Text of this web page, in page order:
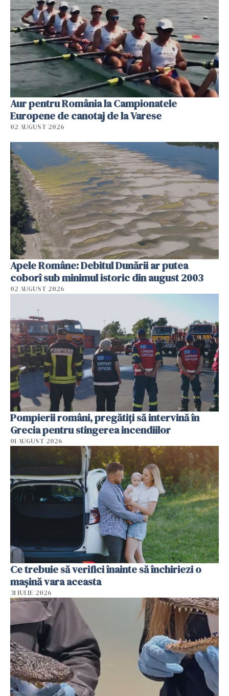
Aur pentru România la Campionatele
Europene de canotaj de la Varese
02 AUGUST 2026
Apele Române: Debitul Dunării ar putea
coborî sub minimul istoric din august 2003
02 AUGUST 2026
Pompierii români, pregătiţi să intervină în
Grecia pentru stingerea incendiilor
01 AUGUST 2026
Ce trebuie să verifici înainte să închiriezi o
mașină vara aceasta
31 IULIE 2026